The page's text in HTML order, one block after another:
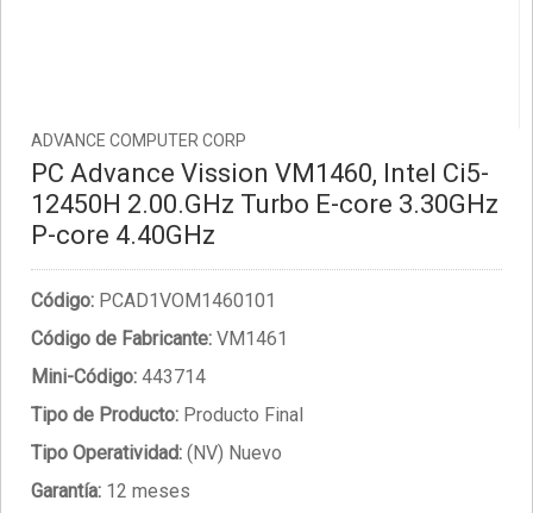
ADVANCE COMPUTER CORP
PC Advance Vission VM1460, Intel Ci5-
12450H 2.00.GHz Turbo E-core 3.30GHz
P-core 4.40GHz
Código: PCAD1VOM1460101
Código de Fabricante: VM1461
Mini-Código: 443714
Tipo de Producto: Producto Final
Tipo Operatividad: (NV) Nuevo
Garantía: 12 meses